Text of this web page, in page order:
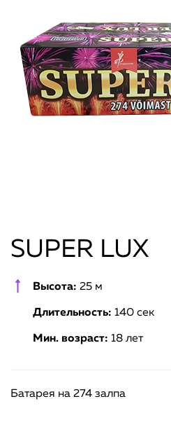
SUPER LUX
Высота: 25 м
Длительность: 140 сек
Мин. возраст: 18 лет
Батарея на 274 залпа